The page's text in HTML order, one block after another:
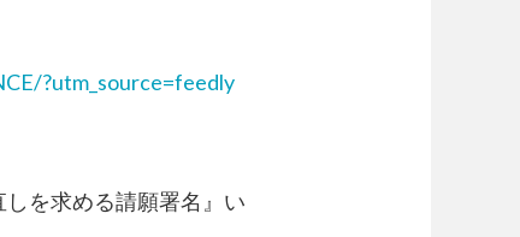
?utm_source=feedly
を求める請願署名』い